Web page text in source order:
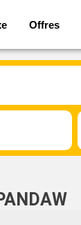
Offres